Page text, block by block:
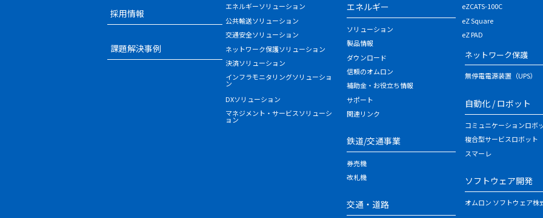
採用情報
課題解決事例
エネルギーソリューション
公共輸送ソリューション
交通安全ソリューション
ネットワーク保護ソリューション
決済ソリューション
インフラモニタリングソリューショ
ン
DXソリューション
マネジメント・サービスソリューシ
ョン
エネルギー
ソリューション
製品情報
ダウンロード
信頼のオムロン
補助金・お役立ち情報
サポート
関連リンク
鉄道/交通事業
券売機
改札機
交通・道路
eZCATS-100C
eZ Square
eZ PAD
ネットワーク保護
無停電電源装置（UPS）
自動化 / ロボット
コミュニケーションロボ
複合型サービスロボット
スマーレ
ソフトウェア開発
オムロン ソフトウェア株